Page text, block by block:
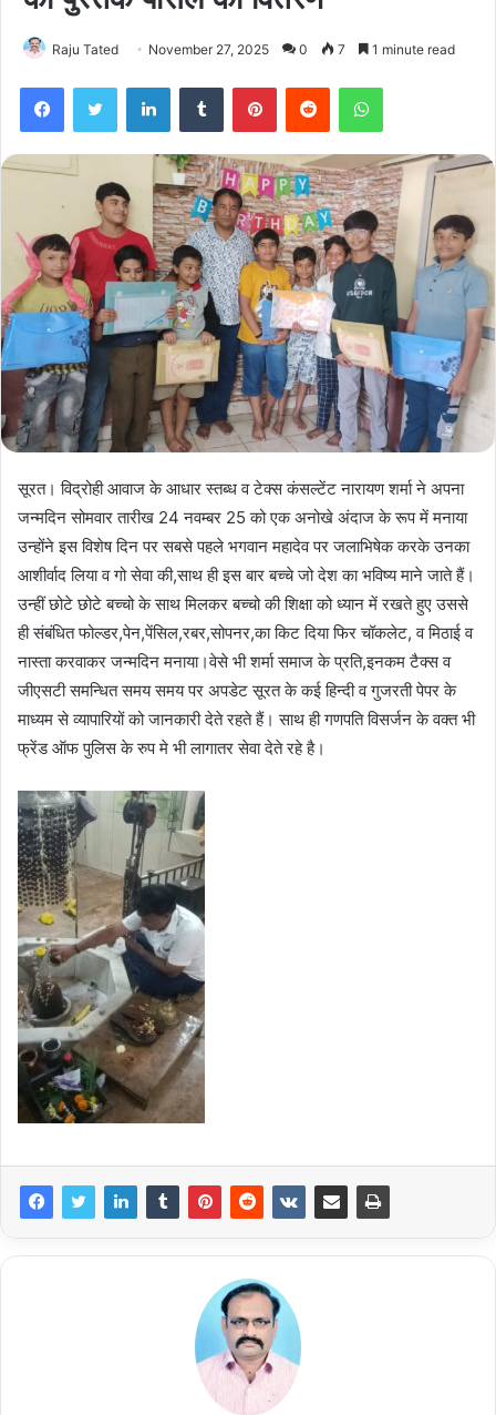
Raju Tated November 27, 2025 0 7 1 minute read
FacebookTwitter LinkedInTumblr PinterestReddit WhatsApp
सूरत। विद्रोही आवाज के आधार स्तब्ध व टेक्स कंसल्टेंट नारायण शर्मा ने अपना
जन्मदिन सोमवार तारीख 24 नवम्बर 25 को एक अनोखे अंदाज के रूप में मनाया
उन्होंने इस विशेष दिन पर सबसे पहले भगवान महादेव पर जलाभिषेक करके उनका
आशीर्वाद लिया व गो सेवा की,साथ ही इस बार बच्चे जो देश का भविष्य माने जाते हैं।
उन्हीं छोटे छोटे बच्चो के साथ मिलकर बच्चो की शिक्षा को ध्यान में रखते हुए उससे
ही संबंधित फोल्डर,पेन,पेंसिल,रबर,सोपनर,का किट दिया फिर चॉकलेट, व मिठाई व
नास्ता करवाकर जन्मदिन मनाया।वेसे भी शर्मा समाज के प्रति,इनकम टैक्स व
जीएसटी समन्धित समय समय पर अपडेट सूरत के कई हिन्दी व गुजरती पेपर के
माध्यम से व्यापारियों को जानकारी देते रहते हैं। साथ ही गणपति विसर्जन के वक्त भी
फ्रेंड ऑफ पुलिस के रुप मे भी लागातर सेवा देते रहे है।